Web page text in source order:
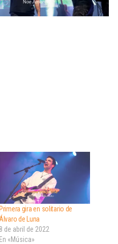
Primera gira en solitario de
Álvaro de Luna
8 de abril de 2022
En «Música»